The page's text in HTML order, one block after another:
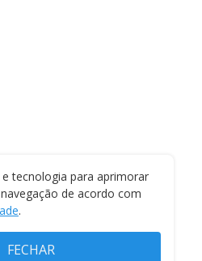
tecnologia para aprimorar
de acordo com
.
FECHAR